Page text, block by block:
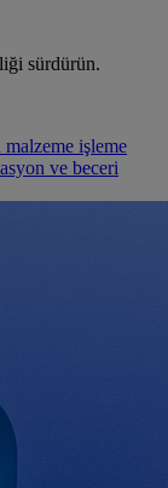
sürdürün.
işleme
ve beceri